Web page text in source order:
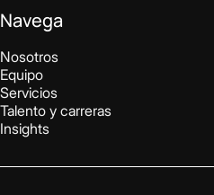
Navega
Nosotros
Equipo
Servicios
Talento y carreras
Insights